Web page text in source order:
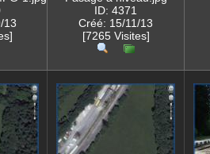
13
ID: 4371
Créé: 15/11/13
[7265 Visites]